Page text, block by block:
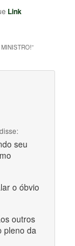
Link
”
disse:
seu
o óbvio
outros
pleno da